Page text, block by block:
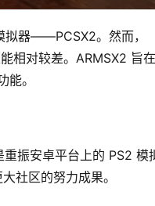
拟器——PCSX2。然而，
相对较差。ARMSX2 旨
。
振安卓平台上的 PS2 模
社区的努力成果。